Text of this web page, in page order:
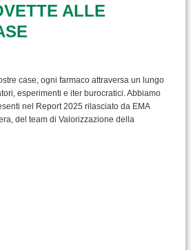
ALLE
case, ogni farmaco attraversa un lungo
esperimenti e iter burocratici. Abbiamo
nel Report 2025 rilasciato da EMA
del team di Valorizzazione della